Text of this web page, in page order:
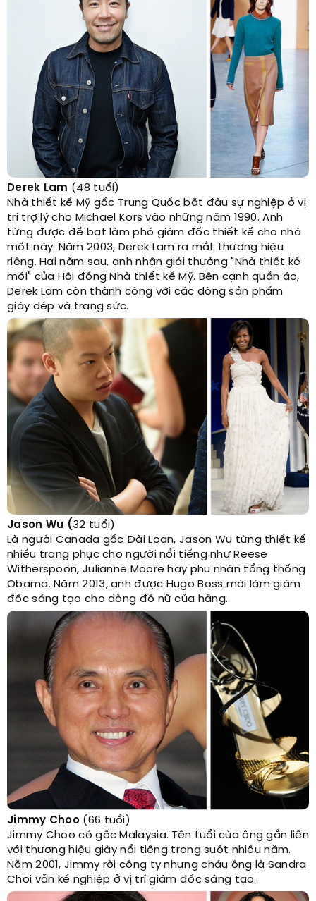
Derek Lam (48 tuổi)
Nhà thiết kế Mỹ gốc Trung Quốc bắt đàu sự nghiệp ở vị
trí trợ lý cho Michael Kors vào những năm 1990. Anh
từng được đề bạt làm phó giám đốc thiết kế cho nhà
mốt này. Năm 2003, Derek Lam ra mắt thương hiệu
riêng. Hai năm sau, anh nhận giải thưởng "Nhà thiết kế
mới" của Hội đồng Nhà thiết kế Mỹ. Bên cạnh quần áo,
Derek Lam còn thành công với các dòng sản phẩm
giày dép và trang sức.
Jason Wu (32 tuổi)
Là người Canada gốc Đài Loan, Jason Wu từng thiết kế
nhiều trang phục cho người nổi tiếng như Reese
Witherspoon, Julianne Moore hay phu nhân tổng thống
Obama. Năm 2013, anh được Hugo Boss mời làm giám
đốc sáng tạo cho dòng đồ nữ của hãng.
Jimmy Choo (66 tuổi)
Jimmy Choo có gốc Malaysia. Tên tuổi của ông gắn liền
với thương hiệu giày nổi tiếng trong suốt nhiều năm.
Năm 2001, Jimmy rời công ty nhưng cháu ông là Sandra
Choi vẫn kế nghiệp ở vị trí giám đốc sáng tạo.